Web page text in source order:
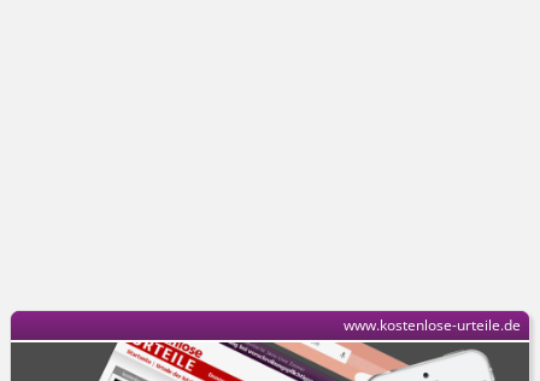
www.kostenlose-urteile.de